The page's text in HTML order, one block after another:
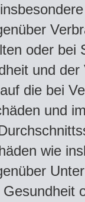
oder bei
und
die bei
und
wie